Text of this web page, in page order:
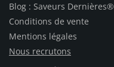
Blog : Saveurs Dernières®
Conditions de vente
Mentions légales
Nous recrutons